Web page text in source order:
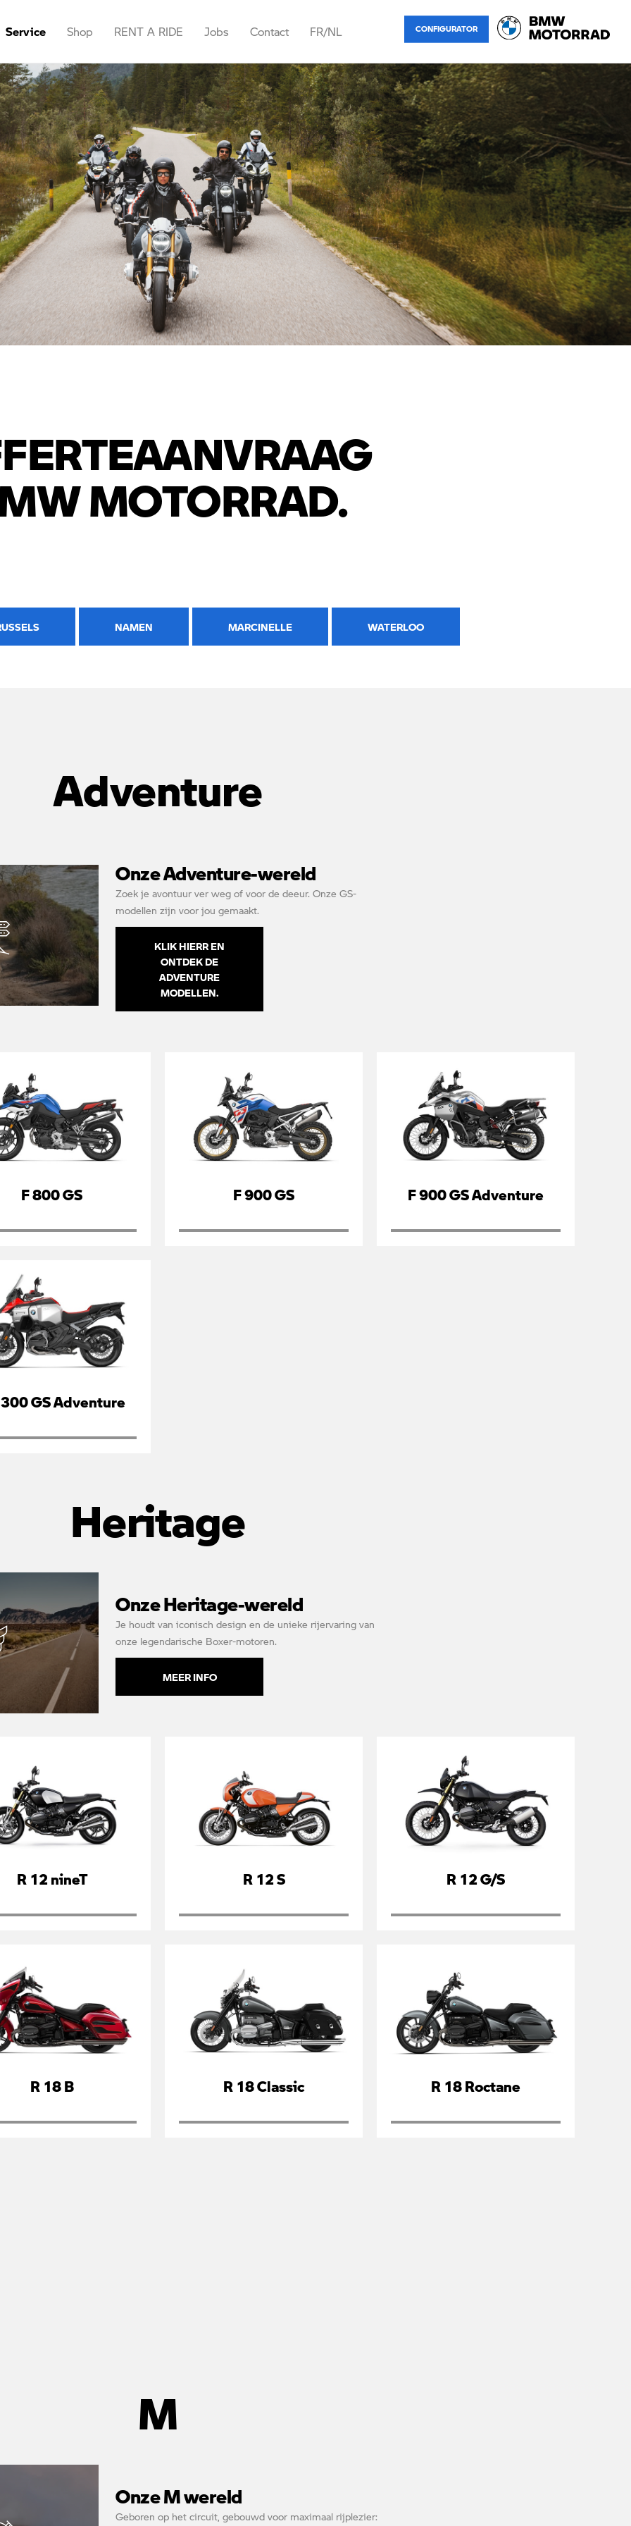
Ath
Namen
Service
Afspraak maken
Offerte aanvragen
Testrit boeken
Tutorials
Shop
Accessoires &
Kleding
E-shop
Cadeaubon
RENT A RIDE Jobs Contact
Ath
Brussels
Marcinelle
Waterloo
Namen
FR/NL
Français
Nederlands
CONFIGURATOR
MOTORRAD.
NAMEN MARCINELLE WATERLOO
Adventure
Onze Adventure-wereld
Zoek je avontuur ver weg of voor de deeur. Onze GS-
modellen zijn voor jou gemaakt.
KLIK HIERR EN
ONTDEK DE
ADVENTURE
MODELLEN.
F 800 GS F 900 GS F 900 GS Adventure
GS Adventure
Heritage
Onze Heritage-wereld
Je houdt van iconisch design en de unieke rijervaring van
onze legendarische Boxer-motoren.
MEER INFO
R 12 nineT R 12 S R 12 G/S
R 18 B R 18 Classic R 18 Roctane
M
Onze M wereld
Geboren op het circuit, gebouwd voor maximaal rijplezier: